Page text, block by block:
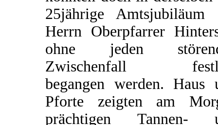
25jährige Amtsjubiläum
Herrn Oberpfarrer
ohne jeden
Zwischenfall
begangen werden. Haus
Pforte zeigten am
prächtigen Tannen-